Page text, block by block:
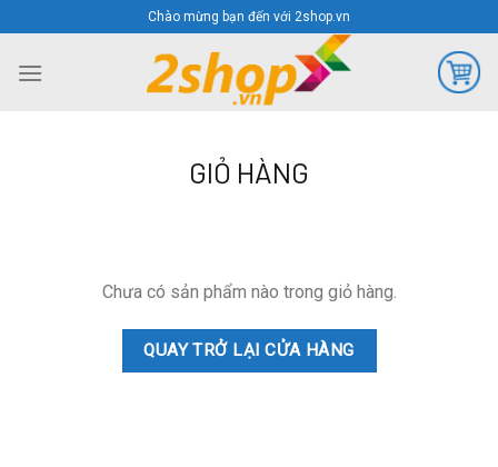
to
content
Chào mừng bạn đến với 2shop.vn
GIỎ HÀNG
Chưa có sản phẩm nào trong giỏ hàng.
QUAY TRỞ LẠI CỬA HÀNG